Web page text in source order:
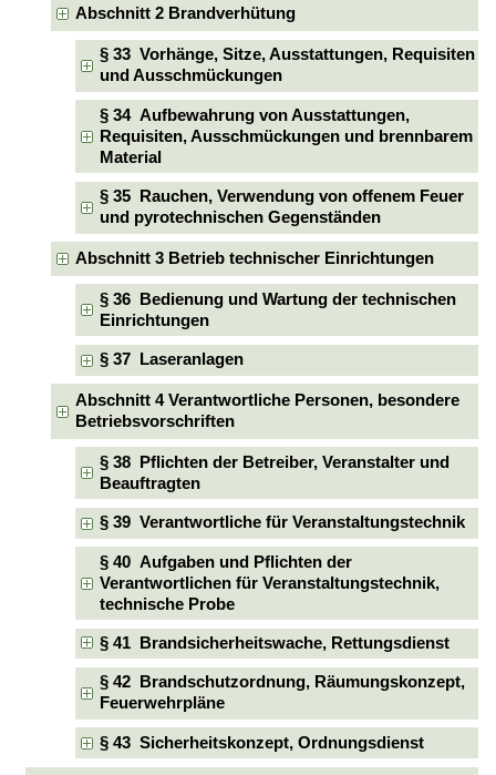
Abschnitt 2 Brandverhütung
§ 33 Vorhänge, Sitze, Ausstattungen, Requisiten
und Ausschmückungen
§ 34 Aufbewahrung von Ausstattungen,
Requisiten, Ausschmückungen und brennbarem
Material
§ 35 Rauchen, Verwendung von offenem Feuer
und pyrotechnischen Gegenständen
Abschnitt 3 Betrieb technischer Einrichtungen
§ 36 Bedienung und Wartung der technischen
Einrichtungen
§ 37 Laseranlagen
Abschnitt 4 Verantwortliche Personen, besondere
Betriebsvorschriften
§ 38 Pflichten der Betreiber, Veranstalter und
Beauftragten
§ 39 Verantwortliche für Veranstaltungstechnik
§ 40 Aufgaben und Pflichten der
Verantwortlichen für Veranstaltungstechnik,
technische Probe
§ 41 Brandsicherheitswache, Rettungsdienst
§ 42 Brandschutzordnung, Räumungskonzept,
Feuerwehrpläne
§ 43 Sicherheitskonzept, Ordnungsdienst